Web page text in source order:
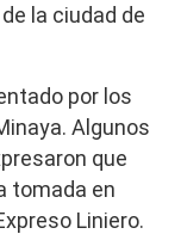
la ciudad de
por los
Algunos
que
tomada en
Liniero.